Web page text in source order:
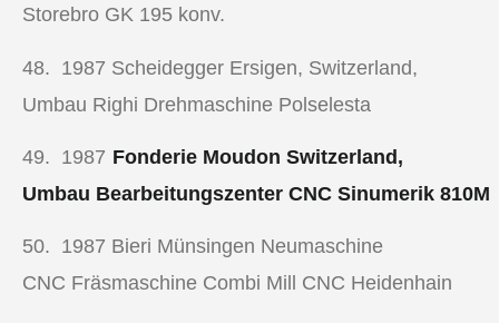
Storebro GK 195 konv.
48. 1987 Scheidegger Ersigen, Switzerland,
Umbau Righi Drehmaschine Polselesta
49. 1987 Fonderie Moudon Switzerland,
Umbau Bearbeitungszenter CNC Sinumerik 810M
50. 1987 Bieri Münsingen Neumaschine
CNC Fräsmaschine Combi Mill CNC Heidenhain